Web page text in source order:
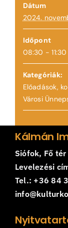
Dátum
2024.
Időpont
08:30 - 11:30
Kategóriák:
Előadások,
Városi
Kálmán
Siófok, Fő tér
Levelezési
Tel.: +36 84